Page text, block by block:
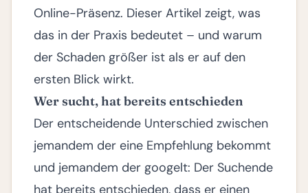
Online-Präsenz. Dieser Artikel zeigt, was
das in der Praxis bedeutet – und warum
der Schaden größer ist als er auf den
ersten Blick wirkt.
Wer sucht, hat bereits entschieden
Der entscheidende Unterschied zwischen
jemandem der eine Empfehlung bekommt
und jemandem der googelt: Der Suchende
hat bereits entschieden, dass er einen